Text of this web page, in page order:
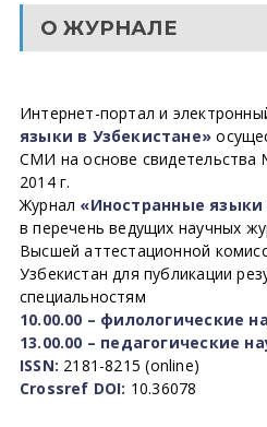
О ЖУРНАЛЕ
Интернет-портал и
языки в Узбекистане»
СМИ на основе
2014 г.
Журнал «Иностранные языки
в перечень ведущих научных
Высшей аттестационной
Узбекистан для публикации
специальностям
10.00.00 – филологические
13.00.00 – педагогические
ISSN: 2181-8215 (online)
Crossref DOI: 10.36078